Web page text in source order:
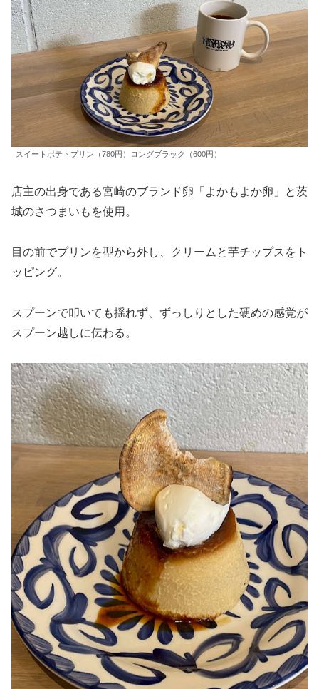
スイートポテトプリン（780円）ロングブラック（600円）
店主の出身である宮崎のブランド卵「よかもよか卵」と茨
城のさつまいもを使用。
目の前でプリンを型から外し、クリームと芋チップスをト
ッピング。
スプーンで叩いても揺れず、ずっしりとした硬めの感覚が
スプーン越しに伝わる。